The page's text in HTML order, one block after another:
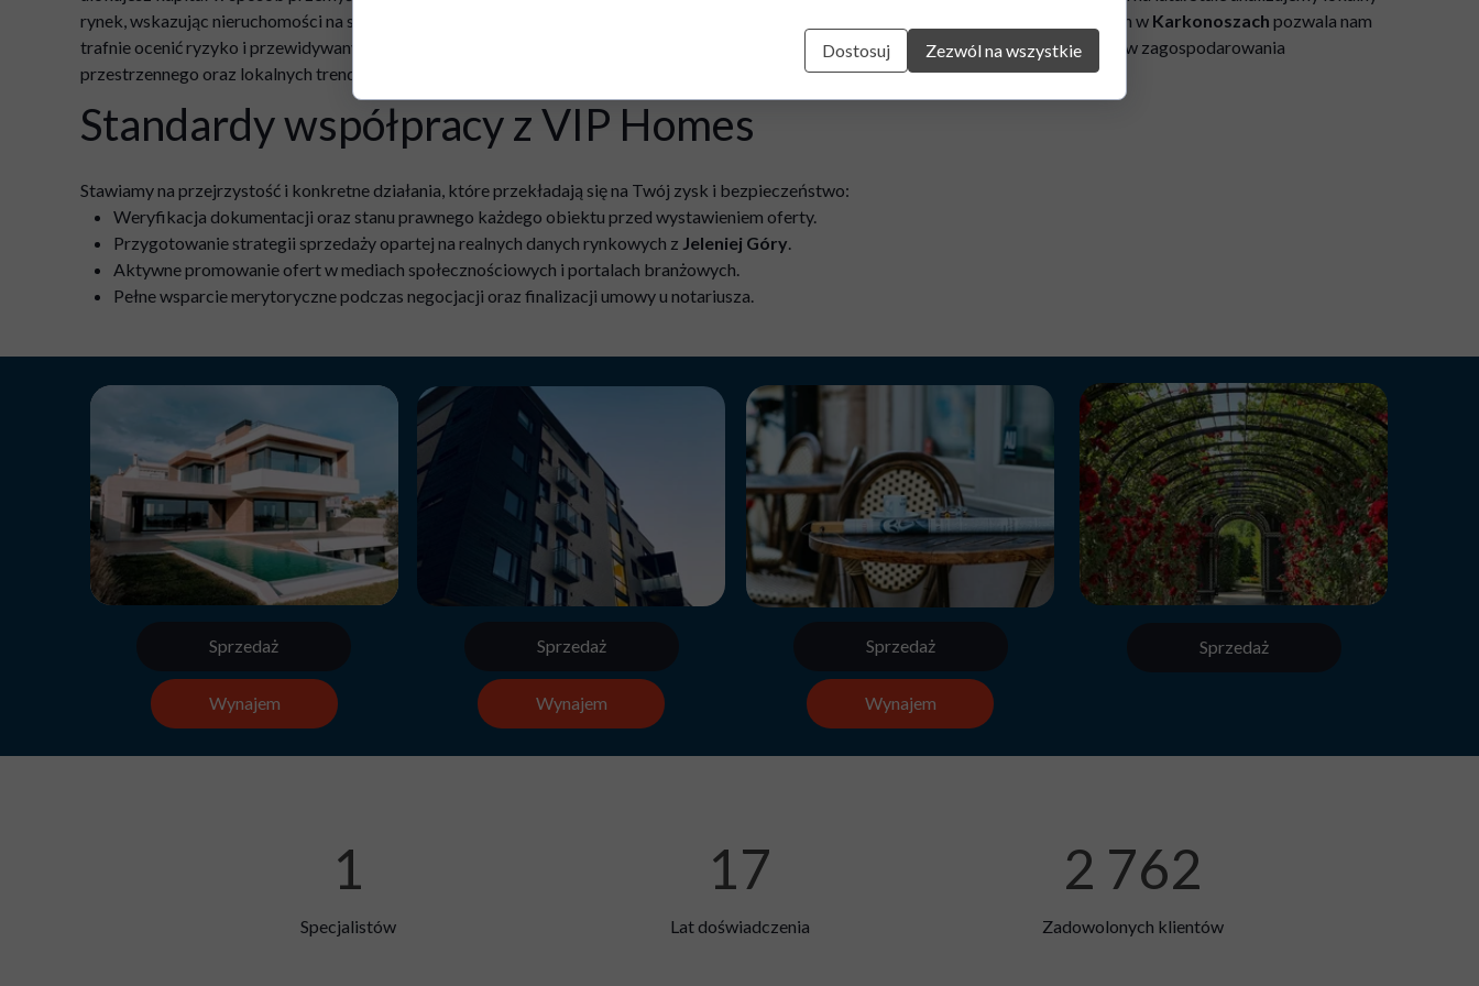
1
Specjalistów
17
Lat doświadczenia
2 762
Zadowolonych klientów
Wynajem Wynajem
Sprzedaż
Wynajem
Sprzedaż
Standardy współpracy z VIP Homes
Stawiamy na przejrzystość i konkretne działania, które przekładają się na Twój zysk i bezpieczeństwo:
Weryfikacja dokumentacji oraz stanu prawnego każdego obiektu przed wystawieniem oferty.
Przygotowanie strategii sprzedaży opartej na realnych danych rynkowych z Jeleniej Góry.
Aktywne promowanie ofert w mediach społecznościowych i portalach branżowych.
Pełne wsparcie merytoryczne podczas negocjacji oraz finalizacji umowy u notariusza.
rynek, wskazując nieruchomości na sprzedaż o największych perspektywach wzrostu wartości. Ponadto wiedza o planowanych inwestycjach w Karkonoszach pozwala nam
trafnie ocenić ryzyko i przewidywany zysk. Pamiętaj, że kupno nieruchomości w
to decyzja, która wymaga znajomości planów zagospodarowania
przestrzennego oraz lokalnych trendów. Jako doświadczone
chętnie Ci w tym pomożemy. Zapraszamy!
Sprzedaż
Sprzedaż
Dostosuj Zezwól na wszystkie